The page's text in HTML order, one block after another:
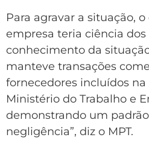
Para agravar a situação,
empresa teria ciência dos
conhecimento da
manteve transações
fornecedores incluídos na
Ministério do Trabalho e
demonstrando um
negligência”, diz o MPT.